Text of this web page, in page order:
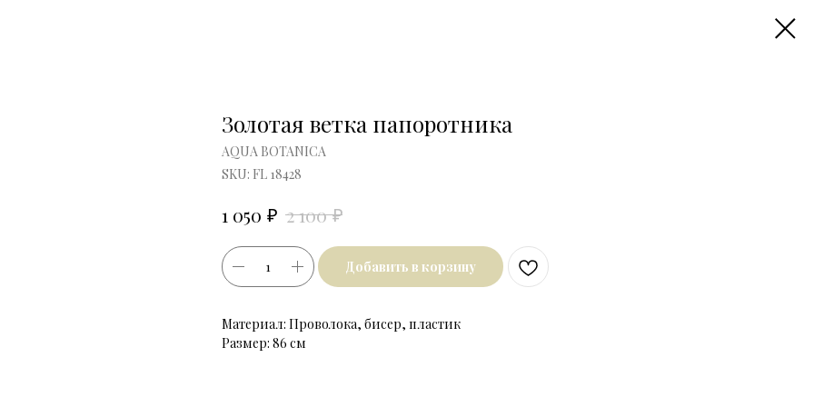
Золотая ветка папоротника
AQUA BOTANICA
SKU: FL 18428
1 050 ₽ 2 100 ₽
Добавить в корзину
Материал: Проволока, бисер, пластик
Размер: 86 см